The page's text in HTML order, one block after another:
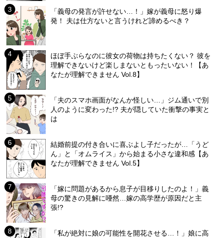
「義母の発言が許せない…！」嫁が義母に怒り爆
発！ 夫は仕方ないと言うけれど諦めるべき？
ほぼ手ぶらなのに彼女の荷物は持ちたくない？ 彼を
理解できないけど楽しまないともったいない！【あ
なたが理解できません Vol.8】
「夫のスマホ画面がなんか怪しい…」ジム通いで別
人のように変わった!? 夫が隠していた衝撃の事実と
は
結婚前提の付き合いに喜ぶよし子だったが…「うど
ん」と「オムライス」から始まる小さな違和感【あ
なたが理解できません Vol.5】
「嫁に問題があるから息子が目移りしたのよ！」義
母の驚きの見解に唖然…嫁の高学歴が原因だと主
張!?
「私が絶対に娘の可能性を開花させる…！」娘に高